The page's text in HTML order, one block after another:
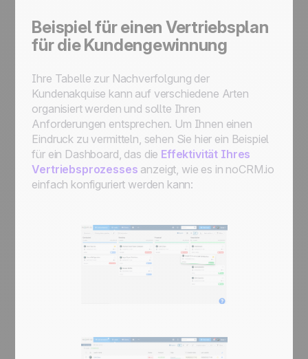
Beispiel für einen Vertriebsplan
für die Kundengewinnung
Ihre Tabelle zur Nachverfolgung der
Kundenakquise kann auf verschiedene Arten
organisiert werden und sollte Ihren
Anforderungen entsprechen. Um Ihnen einen
Eindruck zu vermitteln, sehen Sie hier ein Beispiel
für ein Dashboard, das die Effektivität Ihres
Vertriebsprozesses anzeigt, wie es in noCRM.io
einfach konfiguriert werden kann: